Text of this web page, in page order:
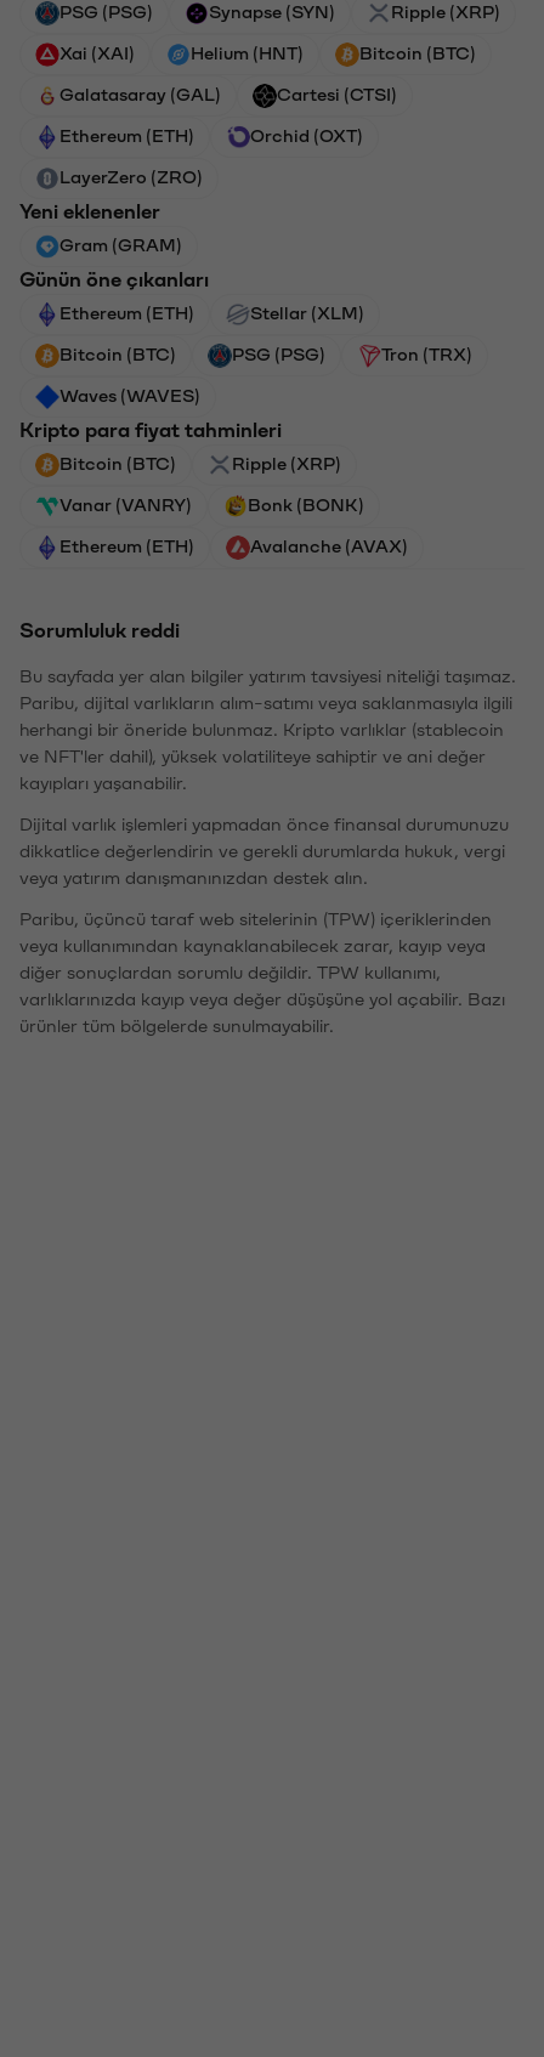
PSG (PSG) Synapse (SYN) Ripple (XRP)
Xai (XAI) Helium (HNT) Bitcoin (BTC)
Galatasaray (GAL) Cartesi (CTSI)
Ethereum (ETH) Orchid (OXT)
LayerZero (ZRO)
Yeni eklenenler
Gram (GRAM)
Günün öne çıkanları
Ethereum (ETH) Stellar (XLM)
Bitcoin (BTC) PSG (PSG) Tron (TRX)
Waves (WAVES)
Kripto para fiyat tahminleri
Bitcoin (BTC) Ripple (XRP)
Vanar (VANRY) Bonk (BONK)
Ethereum (ETH) Avalanche (AVAX)
Sorumluluk reddi
Bu sayfada yer alan bilgiler yatırım tavsiyesi niteliği taşımaz.
Paribu, dijital varlıkların alım-satımı veya saklanmasıyla ilgili
herhangi bir öneride bulunmaz. Kripto varlıklar (stablecoin
ve NFT'ler dahil), yüksek volatiliteye sahiptir ve ani değer
kayıpları yaşanabilir.
Dijital varlık işlemleri yapmadan önce finansal durumunuzu
dikkatlice değerlendirin ve gerekli durumlarda hukuk, vergi
veya yatırım danışmanınızdan destek alın.
Paribu, üçüncü taraf web sitelerinin (TPW) içeriklerinden
veya kullanımından kaynaklanabilecek zarar, kayıp veya
diğer sonuçlardan sorumlu değildir. TPW kullanımı,
varlıklarınızda kayıp veya değer düşüşüne yol açabilir. Bazı
ürünler tüm bölgelerde sunulmayabilir.